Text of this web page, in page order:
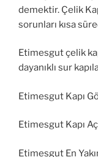
demektir. Çelik
sorunları kısa
Etimesgut çelik
dayanıklı sur
Etimesgut Kapı
Etimesgut Kapı
Etimesgut En